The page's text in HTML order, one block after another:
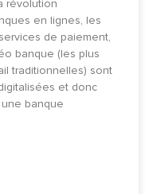
révolution
en lignes, les
de paiement,
banque (les plus
traditionnelles) sont
et donc
banque